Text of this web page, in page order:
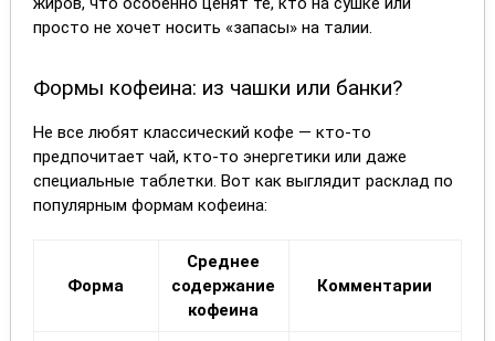
просто не хочет носить «запасы» на талии.
Формы кофеина: из чашки или банки?
Не все любят классический кофе — кто-то
предпочитает чай, кто-то энергетики или даже
специальные таблетки. Вот как выглядит расклад по
популярным формам кофеина:
Форма
Среднее
содержание
кофеина
Комментарии